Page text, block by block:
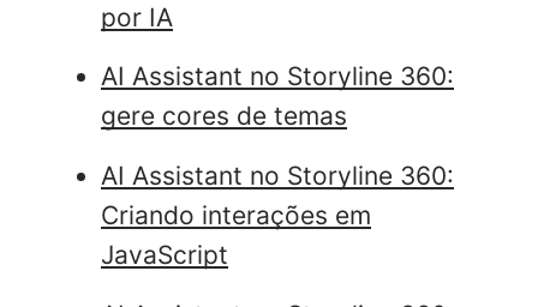
por IA
AI Assistant no Storyline 360:
gere cores de temas
AI Assistant no Storyline 360:
Criando interações em
JavaScript